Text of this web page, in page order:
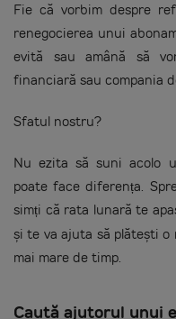
Fie că vorbim despre
renegocierea unui
evită sau amână să
financiară sau compania
Sfatul nostru?
Nu ezita să suni acolo
poate face diferența.
simți că rata lunară te
și te va ajuta să plătești o
mai mare de timp.
Caută ajutorul unui